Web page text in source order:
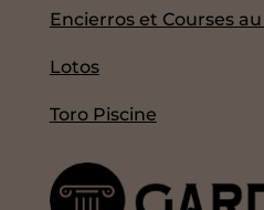
Encierros et Courses
Lotos
Toro Piscine